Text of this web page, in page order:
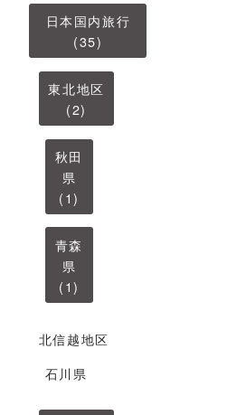
日本国内旅行
(35)
東北地区
(2)
秋田
県
(1)
青森
県
(1)
北信越地区
石川県